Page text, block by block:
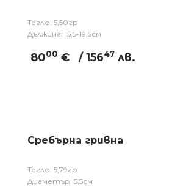
Тегло: 5,50гр
Дължина: 15,5-19,5см
8000 € / 15647 лв.
Сребърна гривна
Тегло: 5,79гр
Диаметър: 5,5см